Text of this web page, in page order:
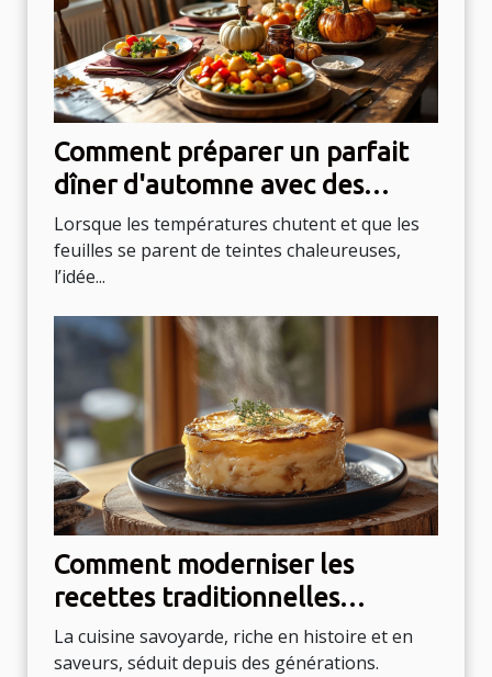
Comment préparer un parfait
dîner d'automne avec des
produits de saison ?
Lorsque les températures chutent et que les
feuilles se parent de teintes chaleureuses,
l’idée...
Comment moderniser les
recettes traditionnelles
savoyardes ?
La cuisine savoyarde, riche en histoire et en
saveurs, séduit depuis des générations.